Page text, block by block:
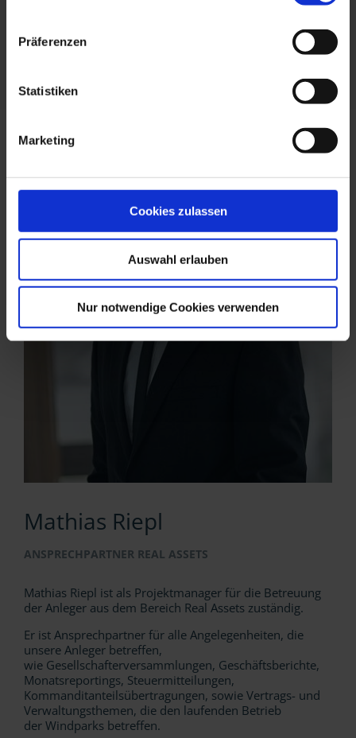
Präferenzen
Statistiken
Marketing
Cookies zulassen
Auswahl erlauben
Nur notwendige Cookies verwenden
Mathias Riepl
ANSPRECHPARTNER REAL ASSETS
Mathias Riepl ist als Projektmanager für die Betreuung
der Anleger aus dem Bereich Real Assets zuständig.
Er ist Ansprechpartner für alle Angelegenheiten, die
unsere Anleger betreffen,
wie Gesellschafterversammlungen, Geschäftsberichte,
Monatsreportings, Steuermitteilungen,
Kommanditanteilsübertragungen, sowie Vertrags- und
Verwaltungsthemen, die den laufenden Betrieb
der Windparks betreffen.